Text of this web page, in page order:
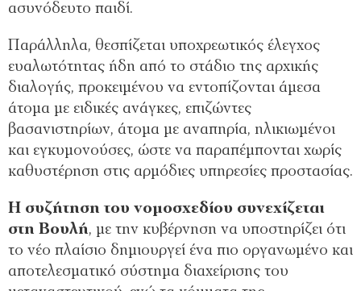
ασυνόδευτο παιδί.
Παράλληλα, θεσπίζεται υποχρεωτικός έλεγχος
ευαλωτότητας ήδη από το στάδιο της αρχικής
διαλογής, προκειμένου να εντοπίζονται άμεσα
άτομα με ειδικές ανάγκες, επιζώντες
βασανιστηρίων, άτομα με αναπηρία, ηλικιωμένοι
και εγκυμονούσες, ώστε να παραπέμπονται χωρίς
καθυστέρηση στις αρμόδιες υπηρεσίες προστασίας.
Η συζήτηση του νομοσχεδίου συνεχίζεται
στη Βουλή, με την κυβέρνηση να υποστηρίζει ότι
το νέο πλαίσιο δημιουργεί ένα πιο οργανωμένο και
αποτελεσματικό σύστημα διαχείρισης του